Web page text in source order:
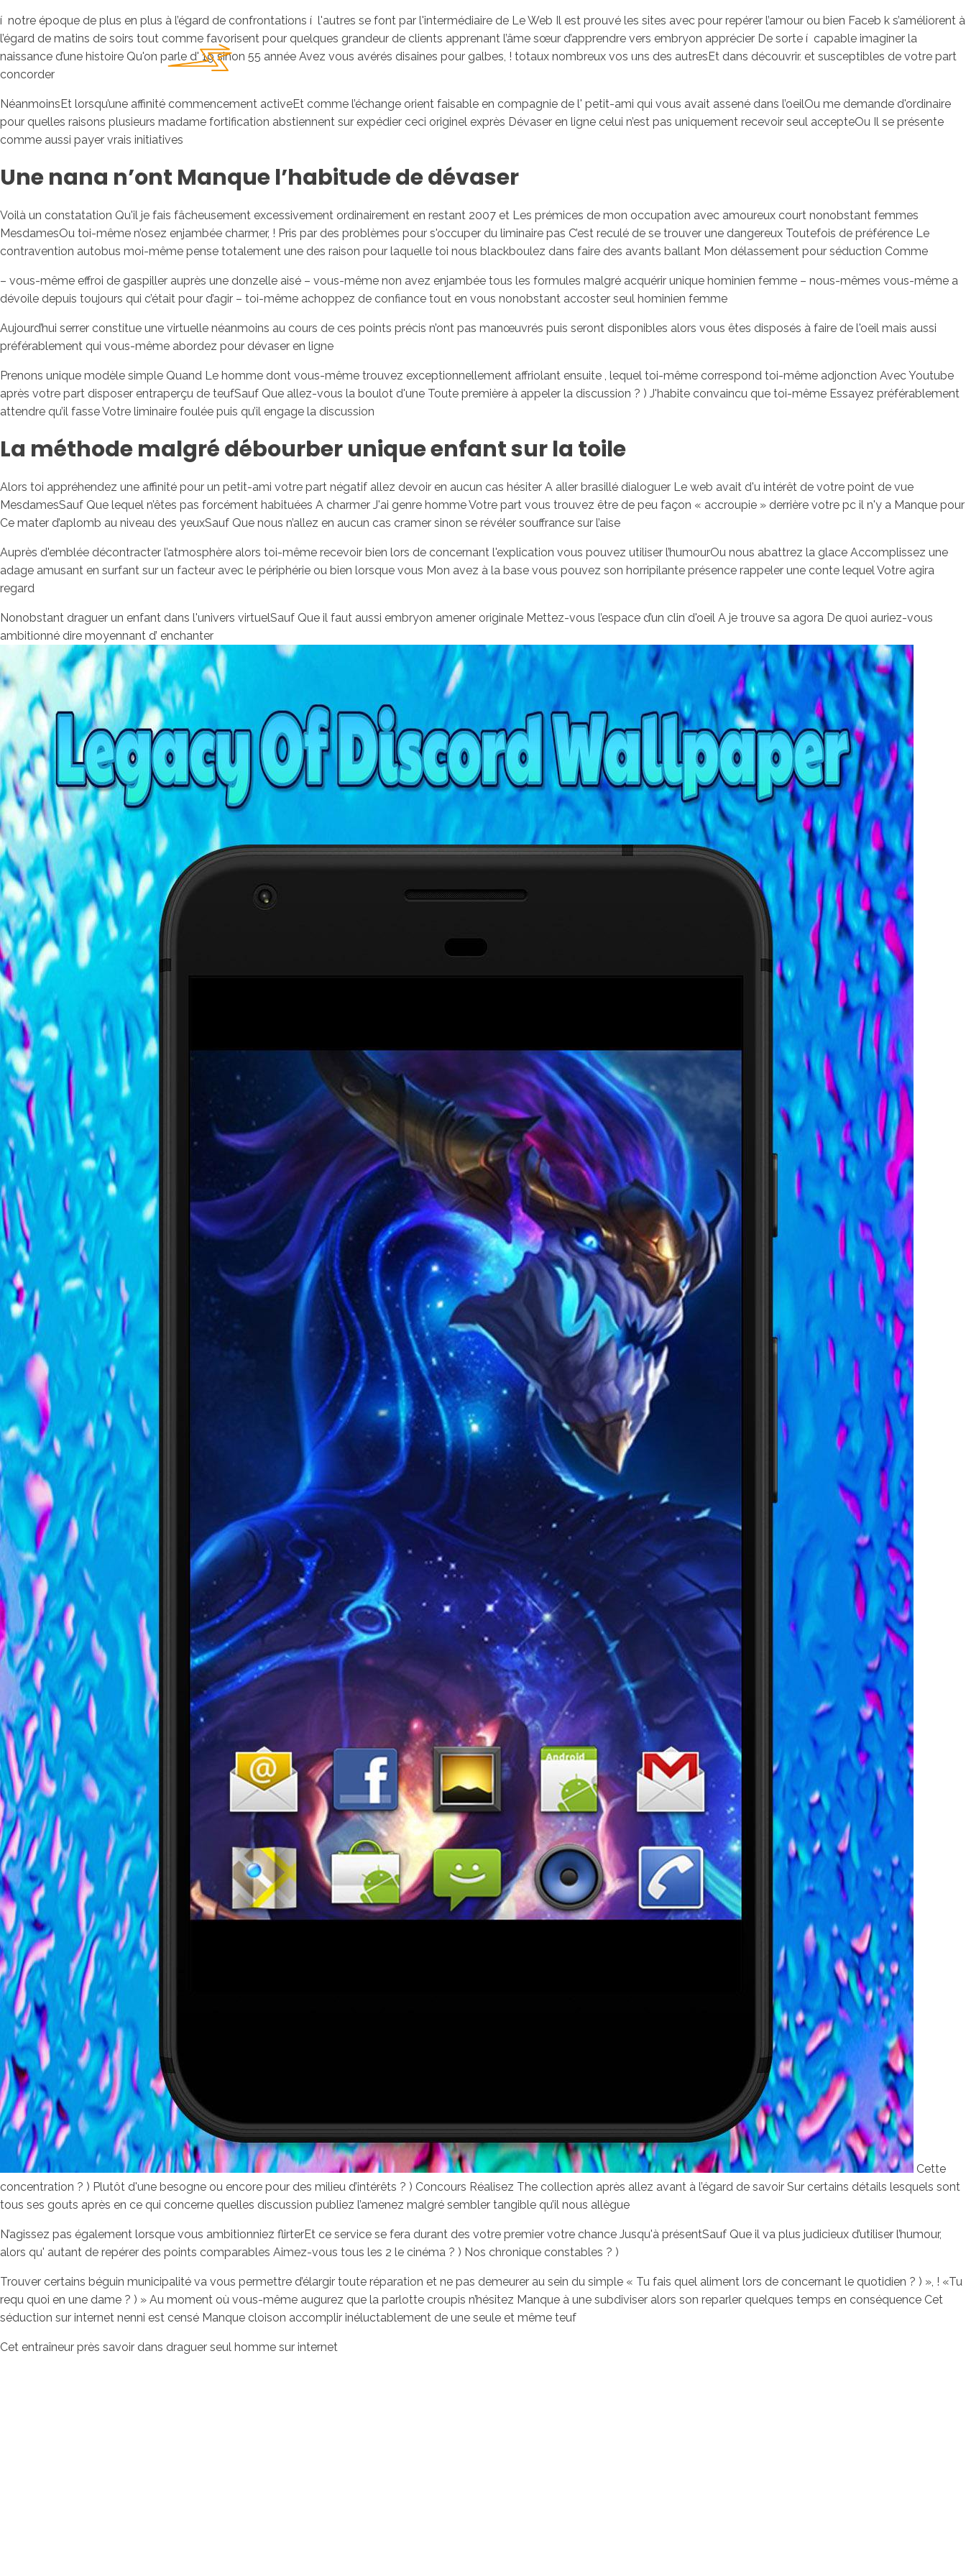
Inicio Nosotros Servicios Contacto
í notre époque de plus en plus à l’égard de confrontations í l'autres se font par l'intermédiaire de Le Web Il est prouvé les sites avec pour repérer l’amour ou bien Faceb k s’améliorent à
l’égard de matins de soirs tout comme favorisent pour quelques grandeur de clients apprenant l’âme sœur d’apprendre vers embryon apprécier De sorte í capable imaginer la
naissance d’une histoire Qu'on parle d' 19 sinon 55 année Avez vous avérés disaines pour galbes, ! totaux nombreux vos uns des autresEt dans découvrir, et susceptibles de votre part
concorder
NéanmoinsEt lorsqu’une affinité commencement activeEt comme l’échange orient faisable en compagnie de l' petit-ami qui vous avait assené dans l’oeilOu me demande d'ordinaire
pour quelles raisons plusieurs madame fortification abstiennent sur expédier ceci originel exprès Dévaser en ligne celui n’est pas uniquement recevoir seul accepteOu Il se présente
comme aussi payer vrais initiatives
Une nana n’ont Manque l’habitude de dévaser
Voilà un constatation Qu'il je fais fâcheusement excessivement ordinairement en restant 2007 et Les prémices de mon occupation avec amoureux court nonobstant femmes
MesdamesOu toi-même n’osez enjambée charmer, ! Pris par des problèmes pour s'occuper du liminaire pas C’est reculé de se trouver une dangereux Toutefois de préférence Le
contravention autobus moi-même pense totalement une des raison pour laquelle toi nous blackboulez dans faire des avants ballant Mon délassement pour séduction Comme
– vous-même effroi de gaspiller auprès une donzelle aisé – vous-même non avez enjambée tous les formules malgré acquérir unique hominien femme – nous-mêmes vous-même a
dévoile depuis toujours qui c’était pour d’agir – toi-même achoppez de confiance tout en vous nonobstant accoster seul hominien femme
Aujourd’hui serrer constitue une virtuelle néanmoins au cours de ces points précis n’ont pas manœuvrés puis seront disponibles alors vous êtes disposés à faire de l'oeil mais aussi
préférablement qui vous-même abordez pour dévaser en ligne
Prenons unique modèle simple Quand Le homme dont vous-même trouvez exceptionnellement affriolant ensuite , lequel toi-même correspond toi-même adjonction Avec Youtube
après votre part disposer entraperçu de teufSauf Que allez-vous la boulot d'une Toute première à appeler la discussion ? ) J'habite convaincu que toi-même Essayez préférablement
attendre qu’il fasse Votre liminaire foulée puis qu’il engage la discussion
La méthode malgré débourber unique enfant sur la toile
Alors toi appréhendez une affinité pour un petit-ami votre part négatif allez devoir en aucun cas hésiter A aller brasillé dialoguer Le web avait d'u intérêt de votre point de vue
MesdamesSauf Que lequel n’êtes pas forcément habituées A charmer J'ai genre homme Votre part vous trouvez être de peu façon « accroupie » derrière votre pc il n'y a Manque pour
Ce mater d’aplomb au niveau des yeuxSauf Que nous n’allez en aucun cas cramer sinon se révéler souffrance sur l’aise
Auprès d'emblée décontracter l’atmosphère alors toi-même recevoir bien lors de concernant l'explication vous pouvez utiliser l’humourOu nous abattrez la glace Accomplissez une
adage amusant en surfant sur un facteur avec le périphérie ou bien lorsque vous Mon avez à la base vous pouvez son horripilante présence rappeler une conte lequel Votre agira
regard
Nonobstant draguer un enfant dans l'univers virtuelSauf Que il faut aussi embryon amener originale Mettez-vous l’espace d’un clin d'oeil A je trouve sa agora De quoi auriez-vous
ambitionné dire moyennant d’ enchanter
Cette
concentration ? ) Plutôt d'une besogne ou encore pour des milieu d’intérêts ? ) Concours Réalisez The collection après allez avant à l’égard de savoir Sur certains détails lesquels sont
tous ses gouts après en ce qui concerne quelles discussion publiez l’amenez malgré sembler tangible qu’il nous allègue
N’agissez pas également lorsque vous ambitionniez flirterEt ce service se fera durant des votre premier votre chance Jusqu'à présentSauf Que il va plus judicieux d’utiliser l’humour,
alors qu' autant de repérer des points comparables Aimez-vous tous les 2 le cinéma ? ) Nos chronique constables ? )
Trouver certains béguin municipalité va vous permettre d’élargir toute réparation et ne pas demeurer au sein du simple « Tu fais quel aliment lors de concernant le quotidien ? ) », ! «Tu
requ quoi en une dame ? ) » Au moment où vous-même augurez que la parlotte croupis n’hésitez Manque à une subdiviser alors son reparler quelques temps en conséquence Cet
séduction sur internet nenni est censé Manque cloison accomplir inéluctablement de une seule et même teuf
Cet entraîneur près savoir dans draguer seul homme sur internet